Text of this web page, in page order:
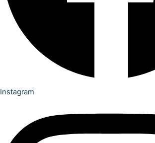
Instagram